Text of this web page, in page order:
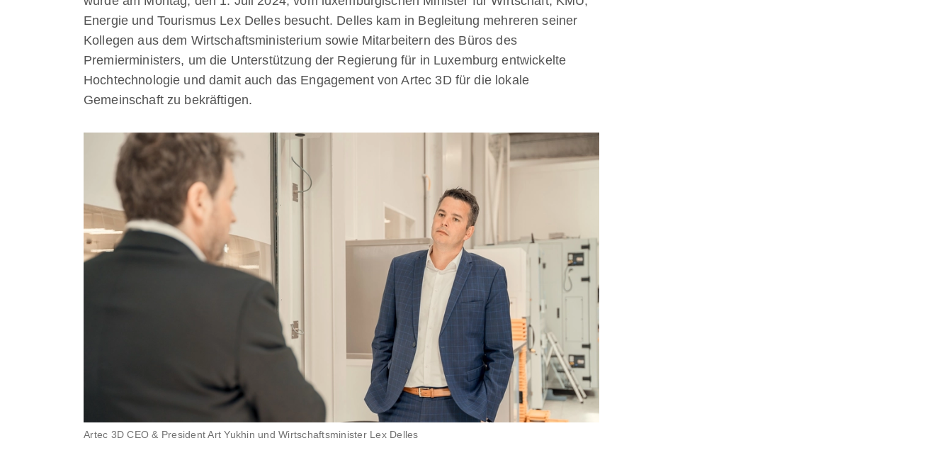
Energie und Tourismus Lex Delles besucht. Delles kam in Begleitung mehreren seiner
Kollegen aus dem Wirtschaftsministerium sowie Mitarbeitern des Büros des
Premierministers, um die Unterstützung der Regierung für in Luxemburg entwickelte
Hochtechnologie und damit auch das Engagement von Artec 3D für die lokale
Gemeinschaft zu bekräftigen.
Artec 3D CEO & President Art Yukhin und Wirtschaftsminister Lex Delles